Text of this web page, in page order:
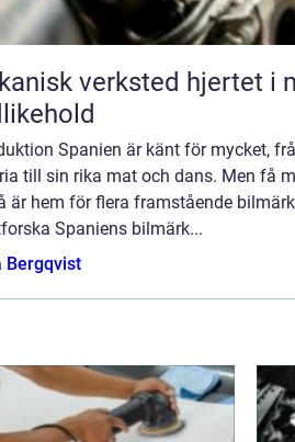
verksted hjertet i moderne drift og
Spanien är känt för mycket,
till sin rika mat och dans. Men få
är hem för flera framstående
Spaniens bilmärk...
Bergqvist